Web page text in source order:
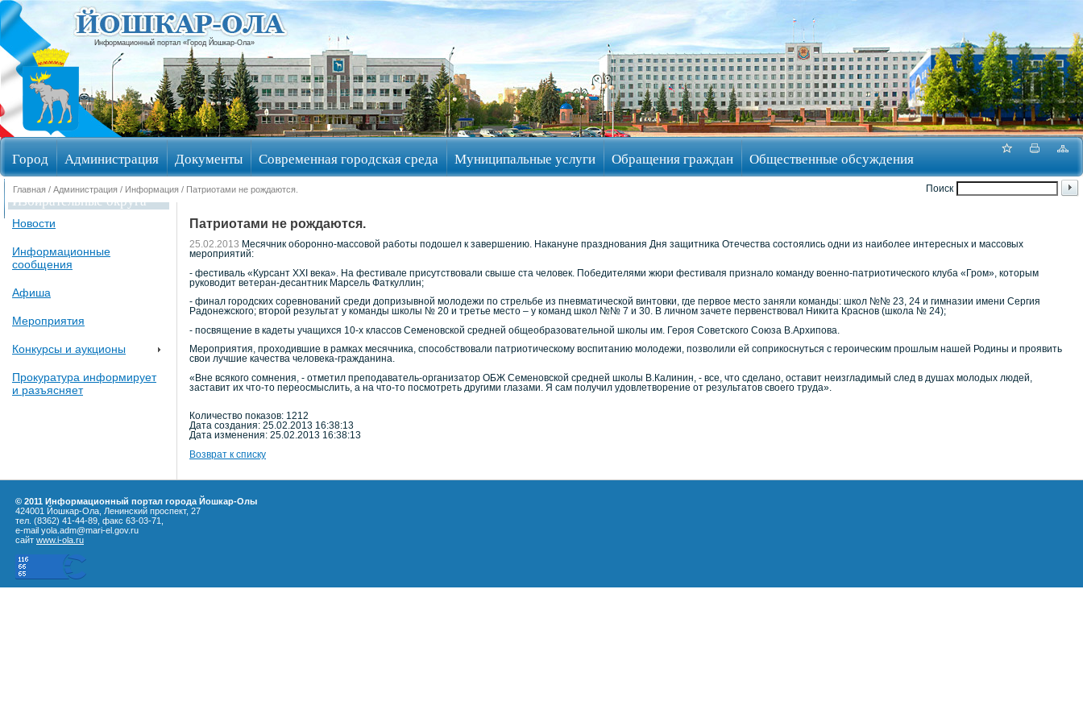
Информационный портал «Город Йошкар-Ола»
Город Администрация Документы Современная городская среда Муниципальные услуги Обращения граждан Общественные обсуждения
Избирательные округа
Поиск
Главная / Администрация / Информация / Патриотами не рождаются.
Новости
Информационные
сообщения
Афиша
Мероприятия
Конкурсы и аукционы
Прокуратура информирует
и разъясняет
Патриотами не рождаются.
25.02.2013 Месячник оборонно-массовой работы подошел к завершению. Накануне празднования Дня защитника Отечества состоялись одни из наиболее интересных и массовых
мероприятий:
- фестиваль «Курсант ХХI века». На фестивале присутствовали свыше ста человек. Победителями жюри фестиваля признало команду военно-патриотического клуба «Гром», которым
руководит ветеран-десантник Марсель Фаткуллин;
- финал городских соревнований среди допризывной молодежи по стрельбе из пневматической винтовки, где первое место заняли команды: школ №№ 23, 24 и гимназии имени Сергия
Радонежского; второй результат у команды школы № 20 и третье место – у команд школ №№ 7 и 30. В личном зачете первенствовал Никита Краснов (школа № 24);
- посвящение в кадеты учащихся 10-х классов Семеновской средней общеобразовательной школы им. Героя Советского Союза В.Архипова.
Мероприятия, проходившие в рамках месячника, способствовали патриотическому воспитанию молодежи, позволили ей соприкоснуться с героическим прошлым нашей Родины и проявить
свои лучшие качества человека-гражданина.
«Вне всякого сомнения, - отметил преподаватель-организатор ОБЖ Семеновской средней школы В.Калинин, - все, что сделано, оставит неизгладимый след в душах молодых людей,
заставит их что-то переосмыслить, а на что-то посмотреть другими глазами. Я сам получил удовлетворение от результатов своего труда».
Количество показов: 1212
Дата создания: 25.02.2013 16:38:13
Дата изменения: 25.02.2013 16:38:13
Возврат к списку
© 2011 Информационный портал города Йошкар-Олы
424001 Йошкар-Ола, Ленинский проспект, 27
тел. (8362) 41-44-89, факс 63-03-71,
e-mail yola.adm@mari-el.gov.ru
сайт www.i-ola.ru